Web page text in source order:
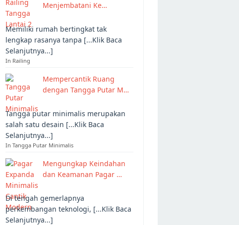
Menjembatani Ke…
Memiliki rumah bertingkat tak
lengkap rasanya tanpa [...Klik Baca
Selanjutnya...]
In Railing
Mempercantik Ruang
dengan Tangga Putar M…
Tangga putar minimalis merupakan
salah satu desain [...Klik Baca
Selanjutnya...]
In Tangga Putar Minimalis
Mengungkap Keindahan
dan Keamanan Pagar …
Di tengah gemerlapnya
perkembangan teknologi, [...Klik Baca
Selanjutnya...]